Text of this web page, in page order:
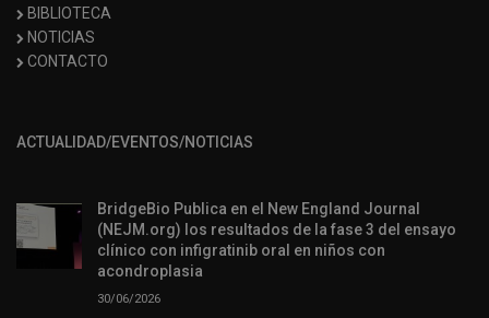
BIBLIOTECA
NOTICIAS
CONTACTO
ACTUALIDAD/EVENTOS/NOTICIAS
BridgeBio Publica en el New England Journal
(NEJM.org) los resultados de la fase 3 del ensayo
clínico con infigratinib oral en niños con
acondroplasia
30/06/2026